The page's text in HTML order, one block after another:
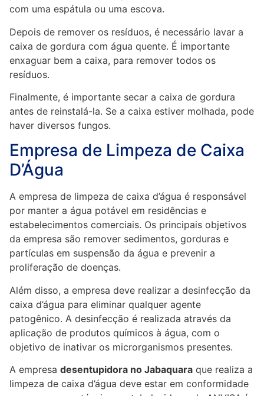
com uma espátula ou uma escova.
Depois de remover os resíduos, é necessário lavar a
caixa de gordura com água quente. É importante
enxaguar bem a caixa, para remover todos os
resíduos.
Finalmente, é importante secar a caixa de gordura
antes de reinstalá-la. Se a caixa estiver molhada, pode
haver diversos fungos.
Empresa de Limpeza de Caixa
D’Água
A empresa de limpeza de caixa d’água é responsável
por manter a água potável em residências e
estabelecimentos comerciais. Os principais objetivos
da empresa são remover sedimentos, gorduras e
partículas em suspensão da água e prevenir a
proliferação de doenças.
Além disso, a empresa deve realizar a desinfecção da
caixa d’água para eliminar qualquer agente
patogênico. A desinfecção é realizada através da
aplicação de produtos químicos à água, com o
objetivo de inativar os microrganismos presentes.
A empresa desentupidora no Jabaquara que realiza a
limpeza de caixa d’água deve estar em conformidade